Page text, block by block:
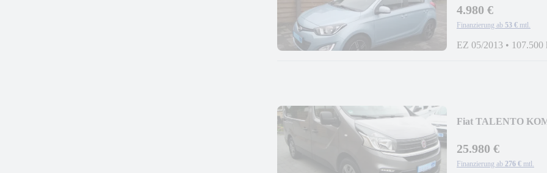
4.980 €
Finanzierung ab 53 € mtl.
EZ 05/2013 • 107.500
Fiat TALENTO
25.980 €
Finanzierung ab 276 € mtl.